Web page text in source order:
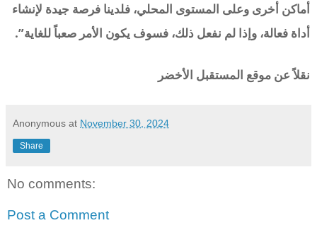
أماكن أخرى وعلى المستوى المحلي، فلدينا فرصة جيدة لإنشاء
أداة فعالة، وإذا لم نفعل ذلك، فسوف يكون الأمر صعباً للغاية”.
نقلاً عن موقع المستقبل الأخضر
Anonymous at November 30, 2024
Share
No comments:
Post a Comment